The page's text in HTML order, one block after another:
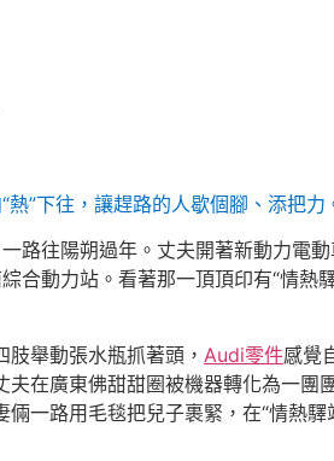
”下往，讓趕路的人歇個腳、添把力
往陽朔過年。丈夫開著新動力電
合動力站。看著那一頂頂印有“情熱
舉動張水瓶抓著頭， Audi零件感覺
在廣東佛甜甜圈被機器轉化為一團
一路用毛毯把兒子裹緊，在“情熱驛